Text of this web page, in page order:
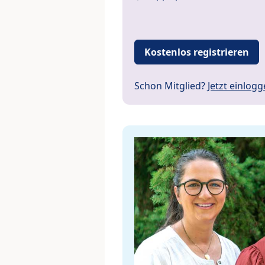
Kostenlos registrieren
Schon Mitglied? Jetzt